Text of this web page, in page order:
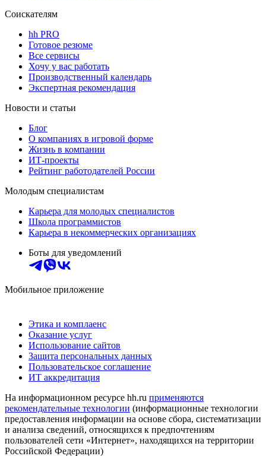
Соискателям
hh PRO
Готовое резюме
Все сервисы
Хочу у вас работать
Производственный календарь
Экспертная рекомендация
Новости и статьи
Блог
О компаниях в игровой форме
Жизнь в компании
ИТ-проекты
Рейтинг работодателей России
Молодым специалистам
Карьера для молодых специалистов
Школа программистов
Карьера в некоммерческих организациях
Боты для уведомлений
Мобильное приложение
Этика и комплаенс
Оказание услуг
Использование сайтов
Защита персональных данных
Пользовательское соглашение
ИТ аккредитация
На информационном ресурсе hh.ru применяются
рекомендательные технологии (информационные технологии
предоставления информации на основе сбора, систематизации
и анализа сведений, относящихся к предпочтениям
пользователей сети «Интернет», находящихся на территории
Российской Федерации)